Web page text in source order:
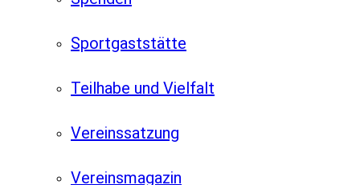
Sportgaststätte
Teilhabe und Vielfalt
Vereinssatzung
Vereinsmagazin